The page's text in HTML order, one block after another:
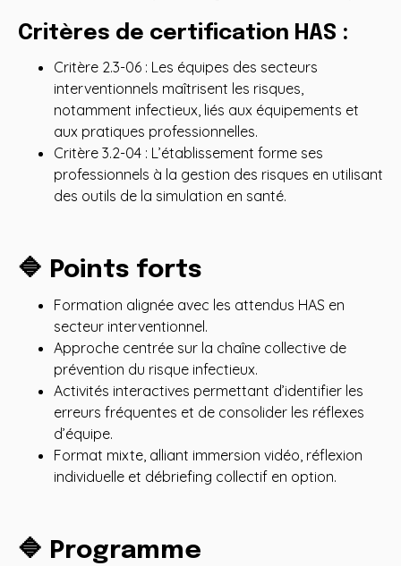
Critères de certification HAS :
Critère 2.3-06 : Les équipes des secteurs
interventionnels maîtrisent les risques,
notamment infectieux, liés aux équipements et
aux pratiques professionnelles.
Critère 3.2-04 : L’établissement forme ses
professionnels à la gestion des risques en utilisant
des outils de la simulation en santé.
🔷 Points forts
Formation alignée avec les attendus HAS en
secteur interventionnel.
Approche centrée sur la chaîne collective de
prévention du risque infectieux.
Activités interactives permettant d’identifier les
erreurs fréquentes et de consolider les réflexes
d’équipe.
Format mixte, alliant immersion vidéo, réflexion
individuelle et débriefing collectif en option.
🔷 Programme